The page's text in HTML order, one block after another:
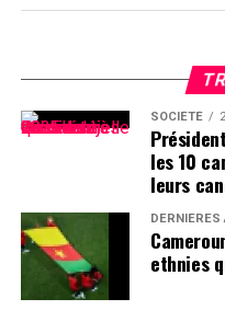
SOCIÉTÉ
les 10
leurs
DERNIÈRES
ethnies